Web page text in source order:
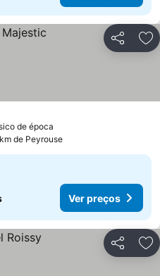
Partilhar
de época
de Peyrouse
Ver preços
Partilhar